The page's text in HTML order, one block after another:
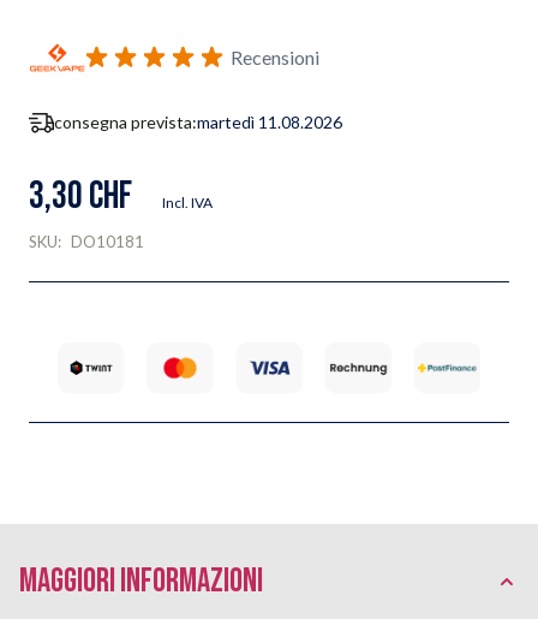
Recensioni
consegna prevista:martedì 11.08.2026
3,30 CHF Incl. IVA
SKU: DO10181
Maggiori Informazioni